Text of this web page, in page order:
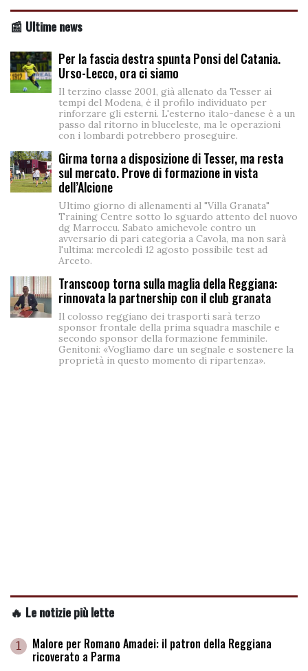
📰 Ultime news
Per la fascia destra spunta Ponsi del Catania.
Urso-Lecco, ora ci siamo
Il terzino classe 2001, già allenato da Tesser ai
tempi del Modena, è il profilo individuato per
rinforzare gli esterni. L'esterno italo-danese è a un
passo dal ritorno in bluceleste, ma le operazioni
con i lombardi potrebbero proseguire.
Girma torna a disposizione di Tesser, ma resta
sul mercato. Prove di formazione in vista
dell’Alcione
Ultimo giorno di allenamenti al "Villa Granata"
Training Centre sotto lo sguardo attento del nuovo
dg Marroccu. Sabato amichevole contro un
avversario di pari categoria a Cavola, ma non sarà
l'ultima: mercoledì 12 agosto possibile test ad
Arceto.
Transcoop torna sulla maglia della Reggiana:
rinnovata la partnership con il club granata
Il colosso reggiano dei trasporti sarà terzo
sponsor frontale della prima squadra maschile e
secondo sponsor della formazione femminile.
Genitoni: «Vogliamo dare un segnale e sostenere la
proprietà in questo momento di ripartenza».
🔥 Le notizie più lette
1 Malore per Romano Amadei: il patron della Reggiana
ricoverato a Parma